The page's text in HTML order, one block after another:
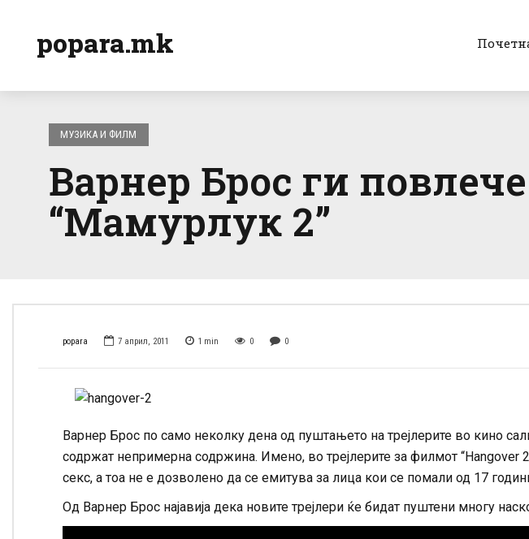
popara.mk
МУЗИКА И ФИЛМ
Варнер Брос ги повлече
“Мамурлук 2”
popara 7 април, 2011 1 min 0 0
Варнер Брос по само неколку дена од пуштањето на трејлерите во кино
содржат непримерна содржина. Имено, во трејлерите за филмот “Hangover
секс, а тоа не е дозволено да се емитува за лица кои се помали од 17
Од Варнер Брос најавија дека новите трејлери ќе бидат пуштени многу